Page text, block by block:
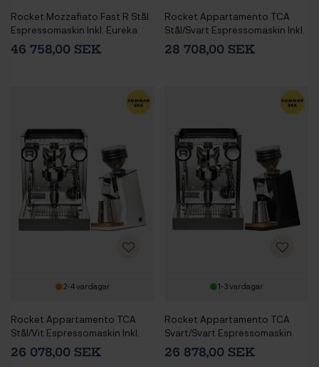
Rocket Mozzafiato Fast R Stål
Espressomaskin Inkl. Eureka
Atom W 65 Casa Matt Svart
Espressokvarn
46 758,00 SEK
Rocket Appartamento TCA
Stål/Svart Espressomaskin Inkl.
Eureka Mignon Zero 65 Speedy
Matt Svart Espressokvarn
28 708,00 SEK
2-4 vardagar
Rocket Appartamento TCA
Stål/Vit Espressomaskin Inkl.
Eureka Mignon Zero 65 Speedy
Vit Espressokvarn
26 078,00 SEK
1-3 vardagar
Rocket Appartamento TCA
Svart/Svart Espressomaskin
Inkl. Eureka Mignon Zero 65
Speedy Matt Svart
26 878,00 SEK